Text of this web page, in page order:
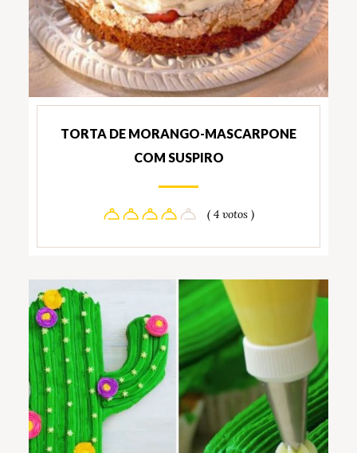
TORTA DE MORANGO-MASCARPONE
COM SUSPIRO
( 4 votos )